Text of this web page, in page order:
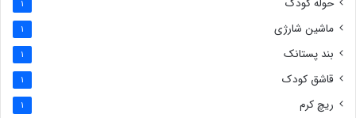
حوله کودک 1
ماشین شارژی 1
بند پستانک 1
قاشق کودک 1
ریچ کرم 1